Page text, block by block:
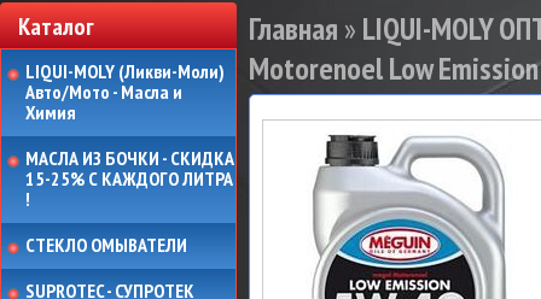
Каталог
LIQUI-MOLY (Ликви-Моли)
Авто/Мото - Масла и
Химия
МАСЛА ИЗ БОЧКИ - СКИДКА
15-25% С КАЖДОГО ЛИТРА
!
СТЕКЛО ОМЫВАТЕЛИ
SUPROTEC - СУПРОТЕК
Главная » LIQUI-MOLY
Motorenoel Low